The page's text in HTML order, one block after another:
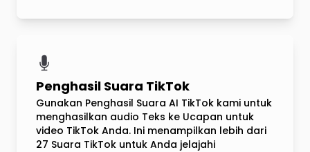
Penghasil Suara TikTok
Gunakan Penghasil Suara AI TikTok kami untuk
menghasilkan audio Teks ke Ucapan untuk
video TikTok Anda. Ini menampilkan lebih dari
27 Suara TikTok untuk Anda jelajahi